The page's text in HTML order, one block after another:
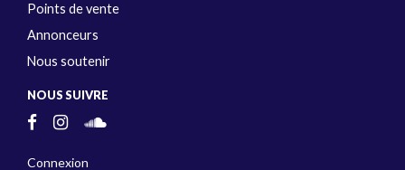
Points de vente
Annonceurs
Nous soutenir
NOUS SUIVRE
Connexion